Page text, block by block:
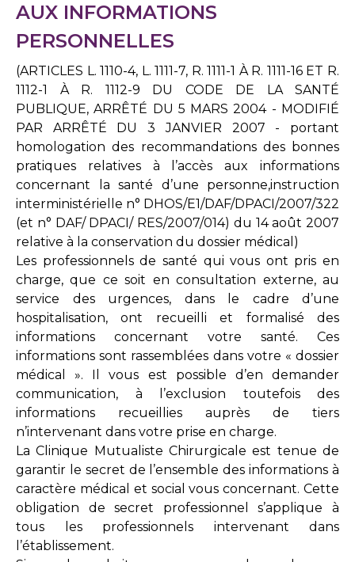
AUX INFORMATIONS
PERSONNELLES
(ARTICLES L. 1110-4, L. 1111-7, R. 1111-1 À R. 1111-16 ET R.
1112-1 À R. 1112-9 DU CODE DE LA SANTÉ
PUBLIQUE, ARRÊTÉ DU 5 MARS 2004 - MODIFIÉ
PAR ARRÊTÉ DU 3 JANVIER 2007 - portant
homologation des recommandations des bonnes
pratiques relatives à l’accès aux informations
concernant la santé d’une personne,instruction
interministérielle n° DHOS/E1/DAF/DPACI/2007/322
(et n° DAF/ DPACI/ RES/2007/014) du 14 août 2007
relative à la conservation du dossier médical)
Les professionnels de santé qui vous ont pris en
charge, que ce soit en consultation externe, au
service des urgences, dans le cadre d’une
hospitalisation, ont recueilli et formalisé des
informations concernant votre santé. Ces
informations sont rassemblées dans votre « dossier
médical ». Il vous est possible d’en demander
communication, à l’exclusion toutefois des
informations recueillies auprès de tiers
n’intervenant dans votre prise en charge.
La Clinique Mutualiste Chirurgicale est tenue de
garantir le secret de l’ensemble des informations à
caractère médical et social vous concernant. Cette
obligation de secret professionnel s’applique à
tous les professionnels intervenant dans
l’établissement.